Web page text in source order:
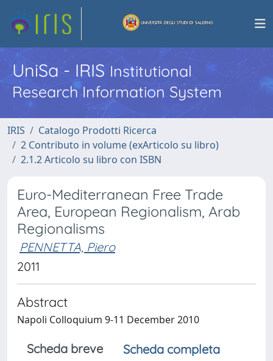
UniSa - IRISInstitutional
Research Information System
IRIS
Catalogo Prodotti Ricerca
2 Contributo in volume (exArticolo su libro)
2.1.2 Articolo su libro con ISBN
Euro-Mediterranean Free Trade
Area, European Regionalism, Arab
Regionalisms
PENNETTA, Piero
2011
Abstract
Napoli Colloquium 9-11 December 2010
Scheda breve
Scheda completa